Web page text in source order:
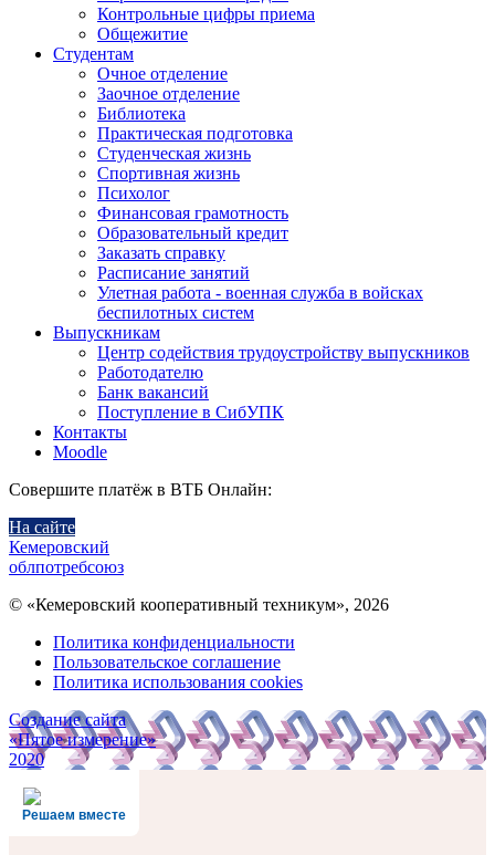
Контрольные цифры приема
Общежитие
Студентам
Очное отделение
Заочное отделение
Библиотека
Практическая подготовка
Студенческая жизнь
Спортивная жизнь
Психолог
Финансовая грамотность
Образовательный кредит
Заказать справку
Расписание занятий
Улетная работа - военная служба в войсках
беспилотных систем
Выпускникам
Центр содействия трудоустройству выпускников
Работодателю
Банк вакансий
Поступление в СибУПК
Контакты
Moodle
Совершите платёж в ВТБ Онлайн:
На сайте
Кемеровский
облпотребсоюз
© «Кемеровский кооперативный техникум», 2026
Политика конфиденциальности
Пользовательское соглашение
Политика использования cookies
Создание сайта
«Пятое измерение»
2020
Решаем вместе